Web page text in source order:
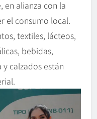
en alianza con la
el consumo local.
textiles, lácteos,
bebidas,
calzados están